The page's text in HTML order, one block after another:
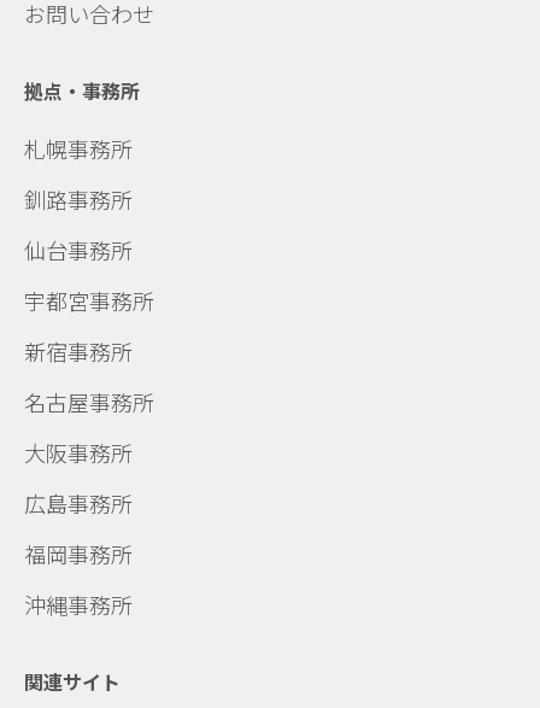
お問い合わせ
拠点・事務所
札幌事務所
釧路事務所
仙台事務所
宇都宮事務所
新宿事務所
名古屋事務所
大阪事務所
広島事務所
福岡事務所
沖縄事務所
関連サイト